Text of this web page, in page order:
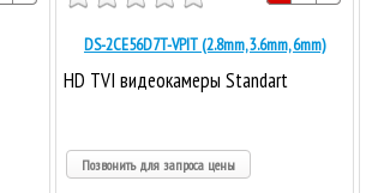
DS-2CE56D7T-VPIT (2.8mm, 3.6mm, 6mm)
HD TVI видеокамеры Standart
Позвонить для запроса цены